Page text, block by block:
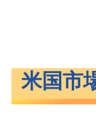
米国市